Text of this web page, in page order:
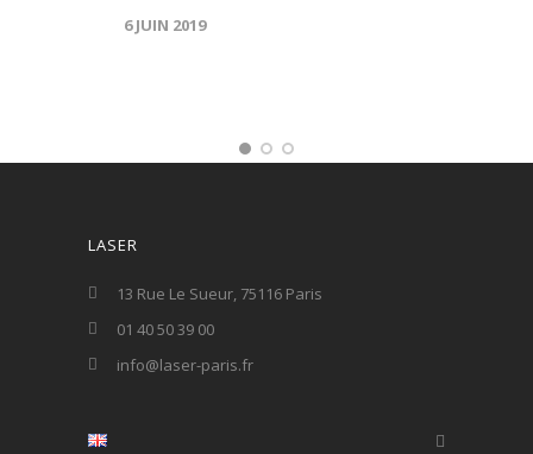
6 JUIN 2019
LASER
13 Rue Le Sueur, 75116 Paris
01 40 50 39 00
info@laser-paris.fr